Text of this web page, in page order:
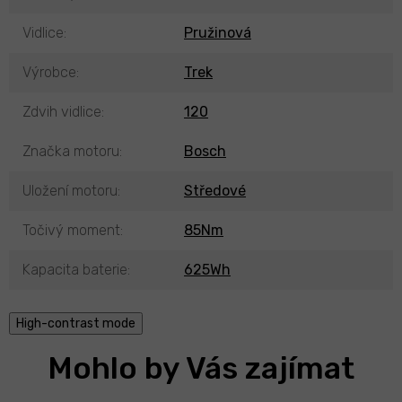
Vidlice: Pružinová
Výrobce: Trek
Zdvih vidlice: 120
Značka motoru: Bosch
Uložení motoru: Středové
Točivý moment: 85Nm
Kapacita baterie: 625Wh
High-contrast mode
Mohlo by Vás zajímat